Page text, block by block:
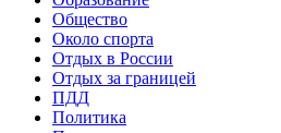
Общество
Около спорта
Отдых в России
Отдых за границей
ПДД
Политика